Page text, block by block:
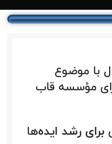
با موضوع
مؤسسه قاب
برای رشد ایده‌ها